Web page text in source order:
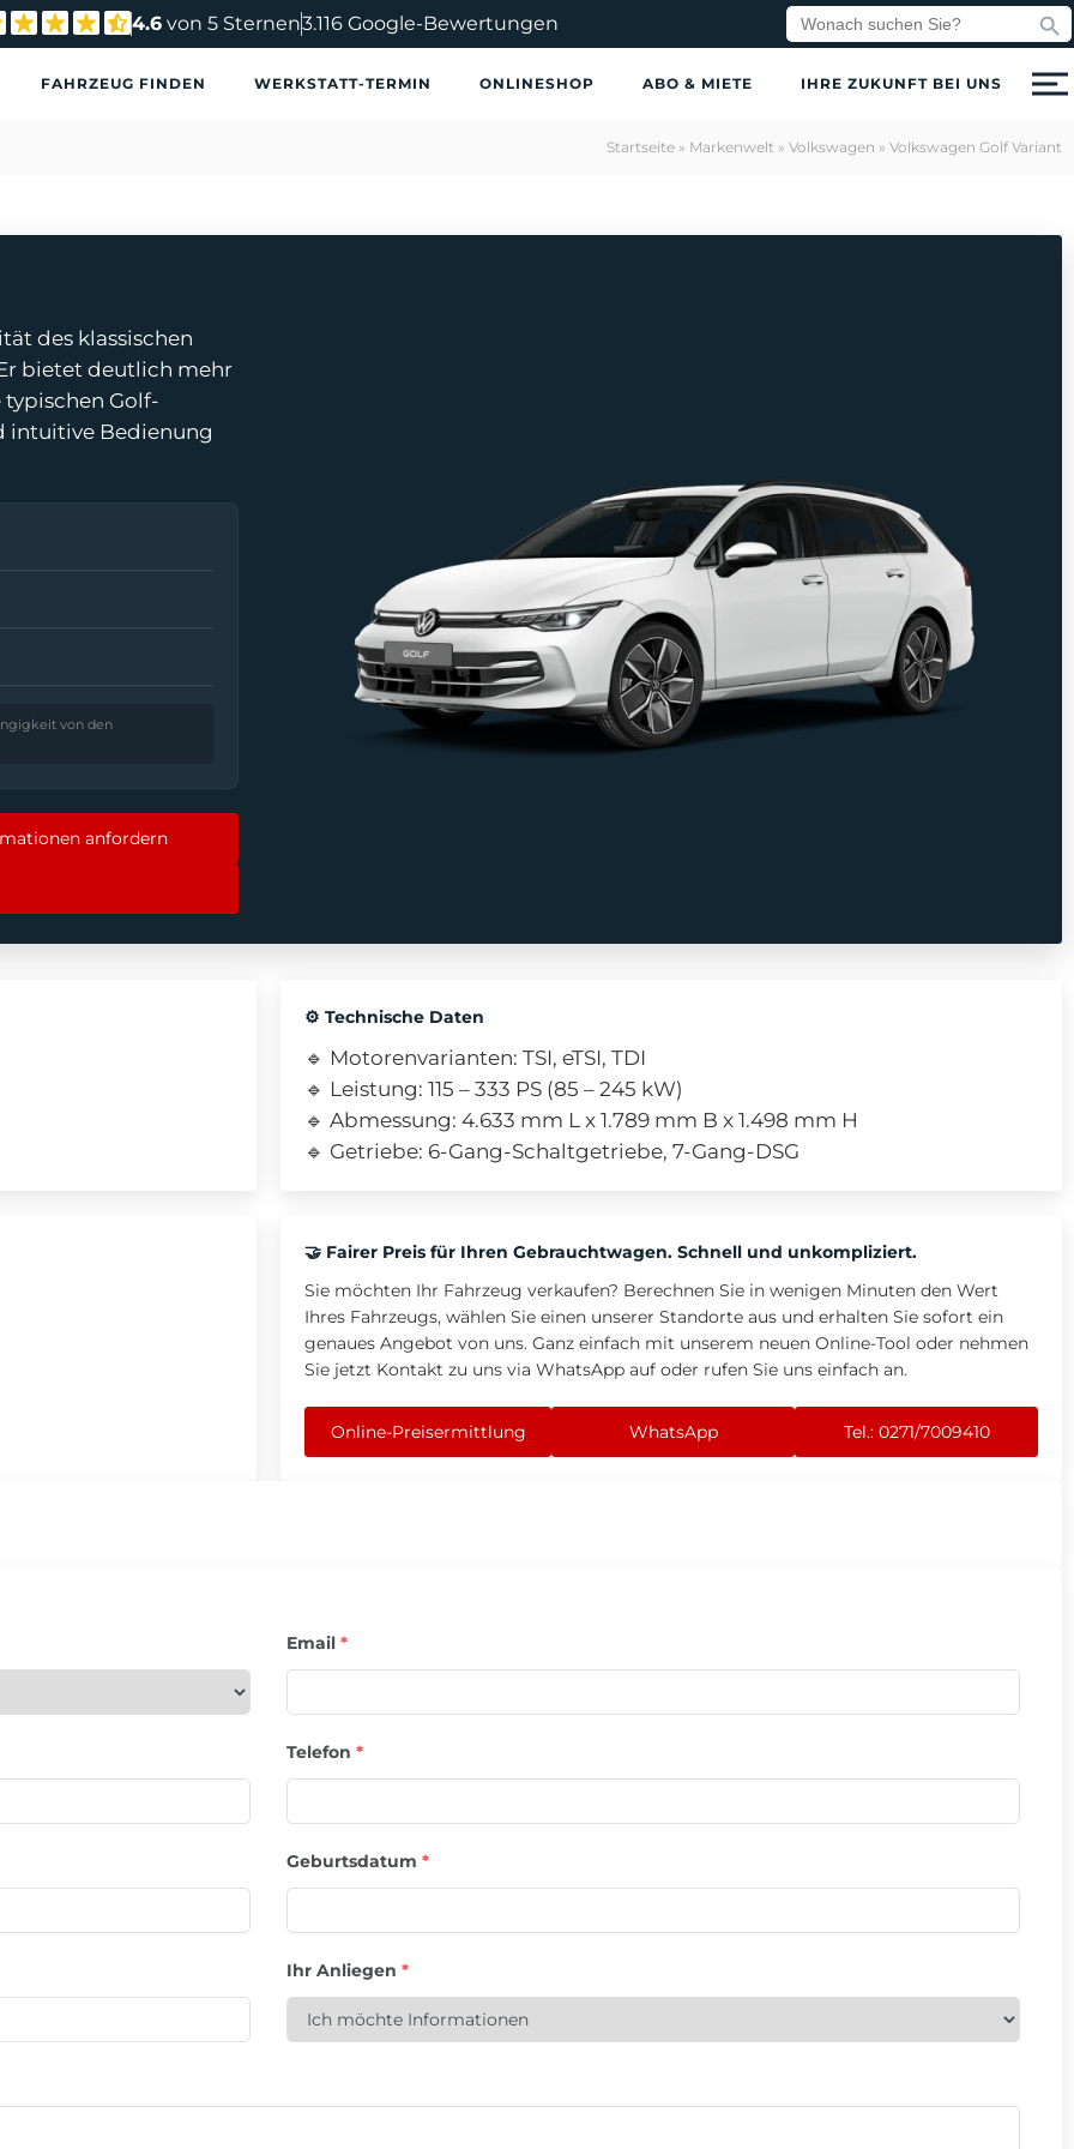
4.6von 5 Sternen3.116 Google-Bewertungen Search
for:
Search
FAHRZEUG FINDEN WERKSTATT-TERMIN ONLINESHOP ABO & MIETE IHRE ZUKUNFT BEI UNS
Startseite » Markenwelt » Volkswagen » Volkswagen Golf Variant
des klassischen
bietet deutlich mehr
Golf-
intuitive Bedienung
von den
anfordern
⚙️ Technische Daten
🔹 Motorenvarianten: TSI, eTSI, TDI
🔹 Leistung: 115 – 333 PS (85 – 245 kW)
🔹 Abmessung: 4.633 mm L x 1.789 mm B x 1.498 mm H
🔹 Getriebe: 6-Gang-Schaltgetriebe, 7-Gang-DSG
🤝 Fairer Preis für Ihren Gebrauchtwagen. Schnell und unkompliziert.
Sie möchten Ihr Fahrzeug verkaufen? Berechnen Sie in wenigen Minuten den Wert
Ihres Fahrzeugs, wählen Sie einen unserer Standorte aus und erhalten Sie sofort ein
genaues Angebot von uns. Ganz einfach mit unserem neuen Online-Tool oder nehmen
Sie jetzt Kontakt zu uns via WhatsApp auf oder rufen Sie uns einfach an.
Online-Preisermittlung WhatsApp Tel.: 0271/7009410
Email *
Telefon *
Geburtsdatum *
Ihr Anliegen *